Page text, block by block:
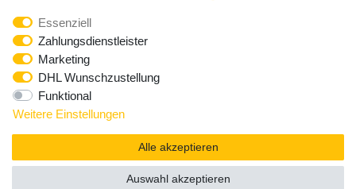
widerrufen.**
Abonnieren
** Hierbei handelt es sich um ein Pflichtfeld.
Essenziell
Zahlungsdienstleister
Marketing
DHL Wunschzustellung
Funktional
Weitere Einstellungen
Alle akzeptieren
Auswahl akzeptieren